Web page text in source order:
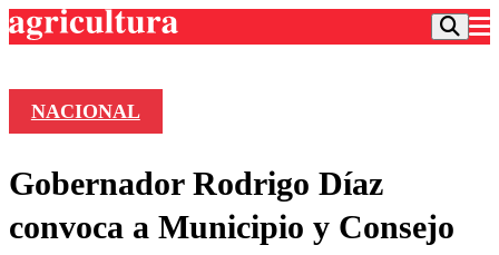
Frecuencias
Agricultura TV
Deportes
NACIONAL
Gobernador Rodrigo Díaz
convoca a Municipio y Consejo